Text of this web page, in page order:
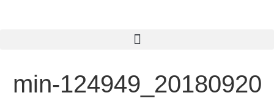
20180920_124949-min